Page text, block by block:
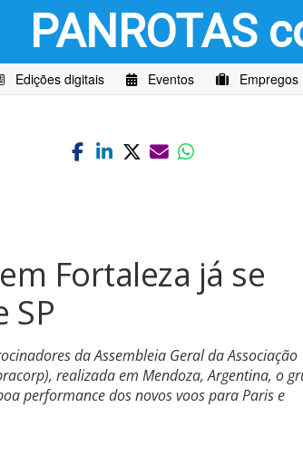
PANROTAS
Edições digitais Eventos Empregos
Fortaleza já se
SP
da Assembleia Geral da Associação
realizada em Mendoza, Argentina, o
performance dos novos voos para Paris e